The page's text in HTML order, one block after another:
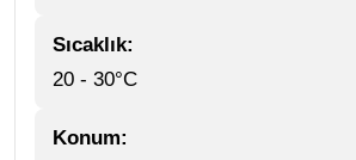
Sıcaklık:
20 - 30°C
Konum: